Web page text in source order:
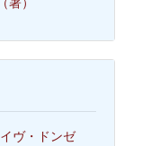
ヴ・ドンゼ